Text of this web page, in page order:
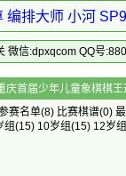
编排大师 小河
微信:dpxqcom QQ号
- 2024年重庆首
赛名单(8) 比赛棋谱(0)
组(15) 10岁组(15) 12岁组